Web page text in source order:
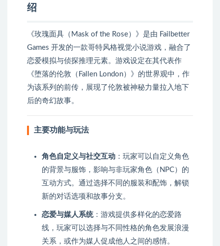
绍
《玫瑰面具（Mask of the Rose）》是由 Failbetter
Games 开发的一款哥特风格视觉小说游戏，融合了
恋爱模拟与侦探推理元素。游戏设定在其代表作
《堕落的伦敦（Fallen London）》的世界观中，作
为该系列的前传，展现了伦敦被神秘力量拉入地下
后的奇幻故事。
主要功能与玩法
角色自定义与社交互动 ：玩家可以自定义角色
的背景与服饰，影响与非玩家角色（NPC）的
互动方式。通过选择不同的服装和配饰，解锁
新的对话选项和故事分支。
恋爱与媒人系统：游戏提供多样化的恋爱路
线，玩家可以选择与不同性格的角色发展浪漫
关系，或作为媒人促成他人之间的感情。